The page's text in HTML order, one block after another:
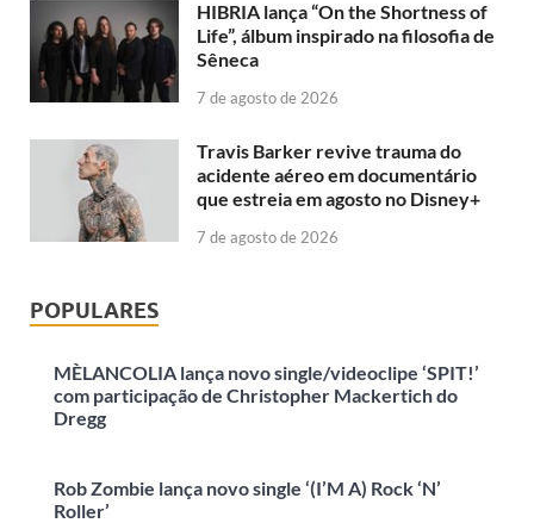
HIBRIA lança “On the Shortness of
Life”, álbum inspirado na filosofia de
Sêneca
7 de agosto de 2026
Travis Barker revive trauma do
acidente aéreo em documentário
que estreia em agosto no Disney+
7 de agosto de 2026
POPULARES
MÈLANCOLIA lança novo single/videoclipe ‘SPIT!’
com participação de Christopher Mackertich do
Dregg
Rob Zombie lança novo single ‘(I’M A) Rock ‘N’
Roller’